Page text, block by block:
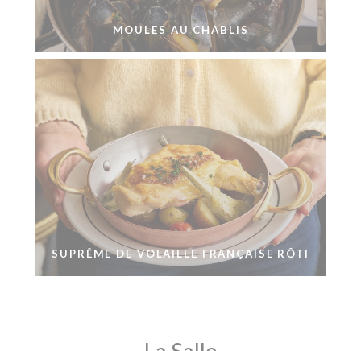
MOULES AU CHABLIS
SUPRÊME DE VOLAILLE FRANÇAISE RÔTI